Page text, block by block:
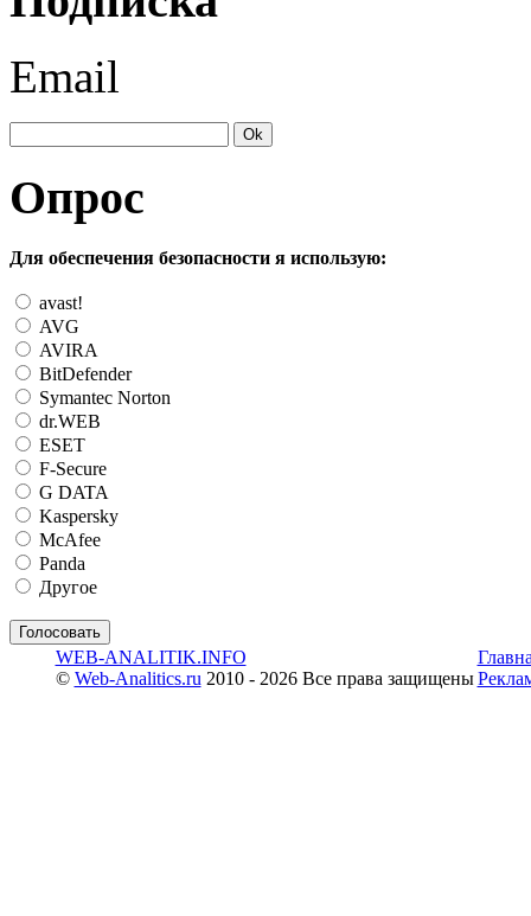
Email
Опрос
Для обеспечения безопасности я использую:
avast!
AVG
AVIRA
BitDefender
Symantec Norton
dr.WEB
ESET
F-Secure
G DATA
Kaspersky
McAfee
Panda
Другое
WEB-ANALITIK.INFO
© Web-Analitics.ru 2010 - 2026 Все права защищены